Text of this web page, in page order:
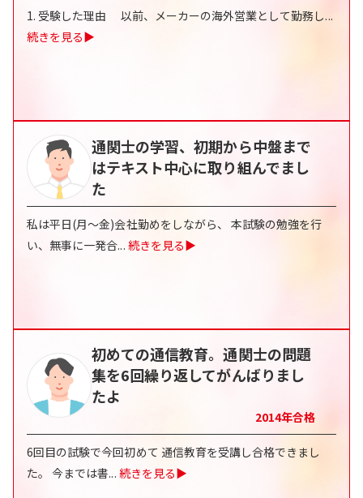
1. 受験した理由 以前、メーカーの海外営業として勤務し...
続きを見る▶
通関士の学習、初期から中盤まで
はテキスト中心に取り組んでまし
た
私は平日(月～金)会社勤めをしながら、 本試験の勉強を行
い、無事に一発合... 続きを見る▶
初めての通信教育。通関士の問題
集を6回繰り返してがんばりまし
たよ
2014年合格
6回目の試験で今回初めて 通信教育を受講し合格できまし
た。 今までは書... 続きを見る▶